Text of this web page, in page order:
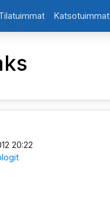
Katsotuimmat
20:22